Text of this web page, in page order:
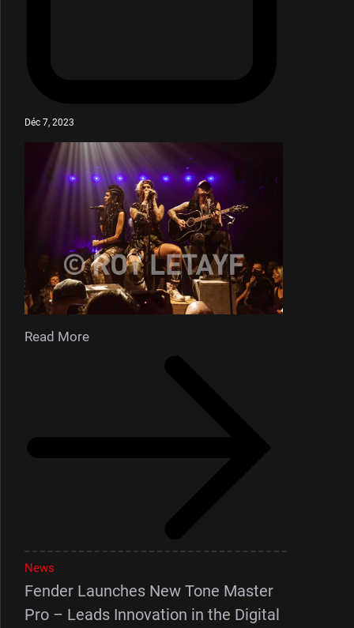
Déc 7, 2023
Read More
News
Fender Launches New Tone Master
Pro – Leads Innovation in the Digital